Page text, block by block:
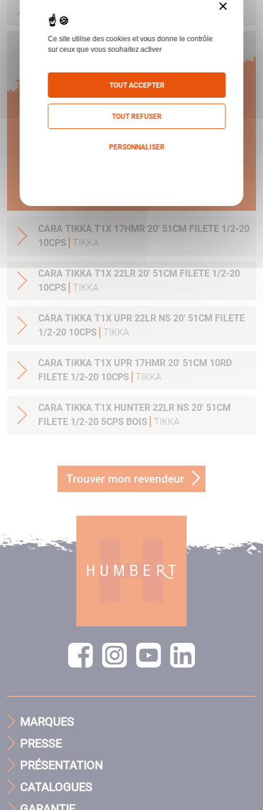
10CPS CAT.B
Humbert vous offre
1 AN
DE GARANTIE !
CARA TIKKA T1X 17HMR 20' 51CM FILETE 1/2-20
10CPS
TIKKA
CARA TIKKA T1X 22LR 20' 51CM FILETE 1/2-20
10CPS
TIKKA
CARA TIKKA T1X UPR 22LR NS 20' 51CM FILETE
1/2-20 10CPS
TIKKA
CARA TIKKA T1X UPR 17HMR 20' 51CM 10RD
FILETE 1/2-20 10CPS
TIKKA
CARA TIKKA T1X HUNTER 22LR NS 20' 51CM
FILETE 1/2-20 5CPS BOIS
TIKKA
Trouver mon revendeur
MARQUES
PRESSE
PRÉSENTATION
CATALOGUES
×
Ce site utilise des cookies et vous donne le contrôle
sur ceux que vous souhaitez activer
TOUT ACCEPTER
TOUT REFUSER
PERSONNALISER